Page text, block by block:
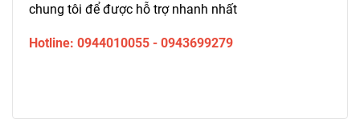
chung tôi để được hỗ trợ nhanh nhất
Hotline: 0944010055 - 0943699279